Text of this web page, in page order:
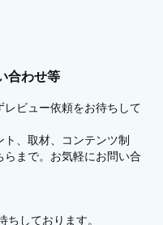
合わせ等
ビュー依頼をお待ちして
、取材、コンテンツ制
まで。お気軽にお問い合
しております。